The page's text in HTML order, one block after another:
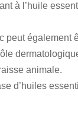
à l’huile
peut également
animale.
d’huiles